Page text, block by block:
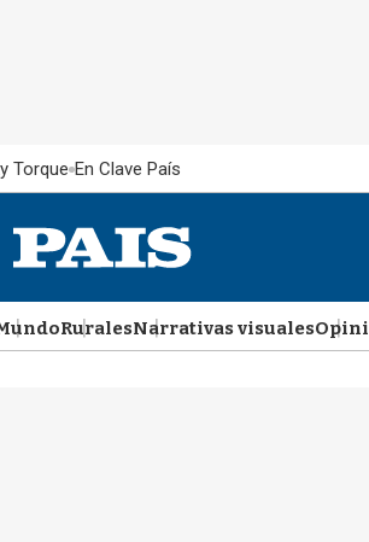
Torque En Clave País
RuralesNarrativas visuales